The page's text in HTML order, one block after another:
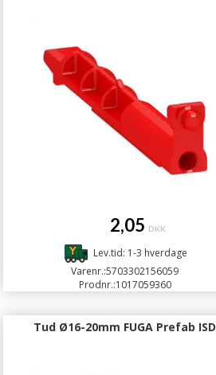
2,05 DKK
Lev.tid: 1-3 hverdage
Varenr.:5703302156059
Prodnr.:1017059360
Tud Ø16-20mm FUGA Prefab ISD